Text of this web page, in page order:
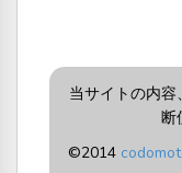
当サイトの内
断
©2014